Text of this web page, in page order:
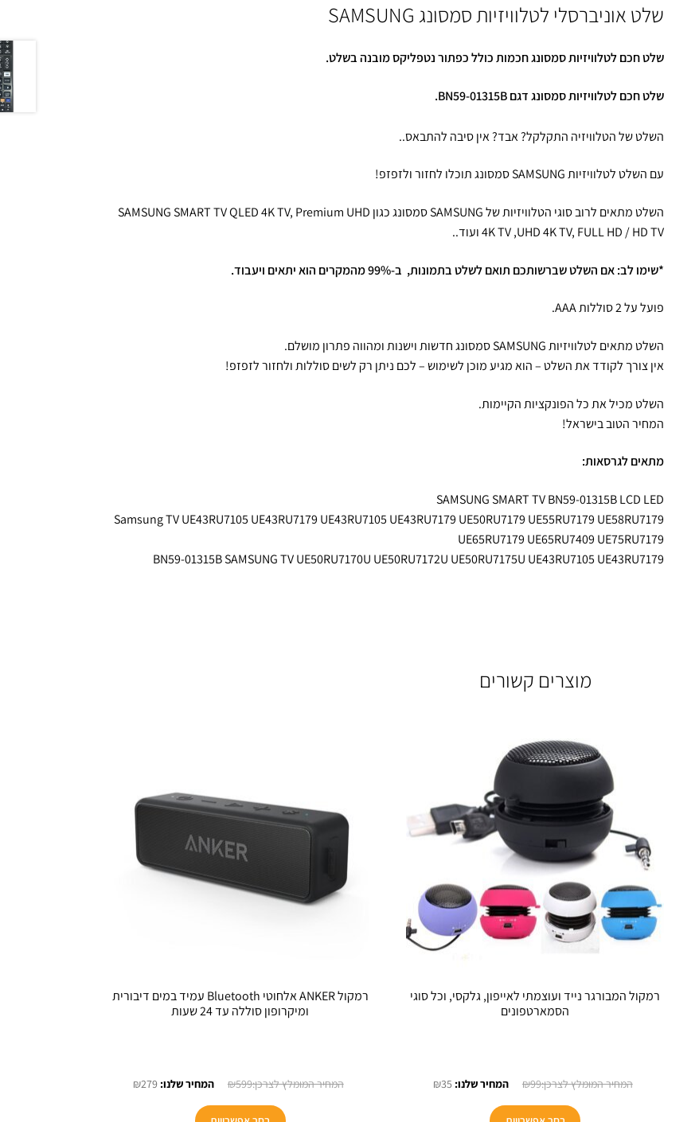
שלט אוניברסלי לטלוויזיות סמסונג SAMSUNG
שלט חכם לטלוויזיות סמסונג חכמות כולל כפתור נטפליקס מובנה בשלט.
שלט חכם לטלוויזיותסמסונגדגם BN59-01315B .
השלט של הטלוויזיה התקלקל? אבד? אין סיבה להתבאס..
עם השלט לטלוויזיות SAMSUNG סמסונג תוכלו לחזור ולזפזפ!
השלט מתאים לרוב סוגי הטלוויזיות של SAMSUNG סמסונג כגון SAMSUNG SMART TV QLED 4K TV, Premium UHD
4K TV ,UHD 4K TV, FULL HD / HD TV ועוד..
*שימו לב: אם השלט שברשותכם תואם לשלט בתמונות, ב-99% מהמקרים הוא יתאים ויעבוד.
פועל על 2 סוללות AAA.
השלט מתאים לטלוויזיות SAMSUNG סמסונג חדשות וישנות ומהווה פתרון מושלם.
אין צורך לקודד את השלט – הוא מגיע מוכן לשימוש – לכם ניתן רק לשים סוללות ולחזור לזפזפ!
השלט מכיל את כל הפונקציות הקיימות.
המחיר הטוב בישראל!
מתאים לגרסאות:
SAMSUNG SMART TV BN59-01315B LCD LED
Samsung TV UE43RU7105 UE43RU7179 UE43RU7105 UE43RU7179 UE50RU7179 UE55RU7179 UE58RU7179
UE65RU7179 UE65RU7409 UE75RU7179
BN59-01315B SAMSUNG TV UE50RU7170U UE50RU7172U UE50RU7175U UE43RU7105 UE43RU7179
מוצרים קשורים
רמקול המבורגר נייד ועוצמתי לאייפון, גלקסי, וכל סוגי
הסמארטפונים
₪99
המחיר
היה:
₪35 המחיר
רמקול ANKER אלחוטי Bluetooth עמיד במים דיבורית
ומיקרופון סוללה עד 24 שעות
₪599
המחיר
היה:
₪279 המחיר